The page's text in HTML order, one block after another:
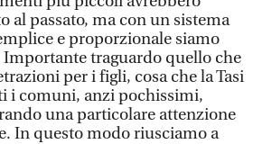
al passato, ma con un sistema
e proporzionale siamo
Importante traguardo quello che
per i figli, cosa che la Tasi
i comuni, anzi pochissimi,
una particolare attenzione
In questo modo riusciamo a